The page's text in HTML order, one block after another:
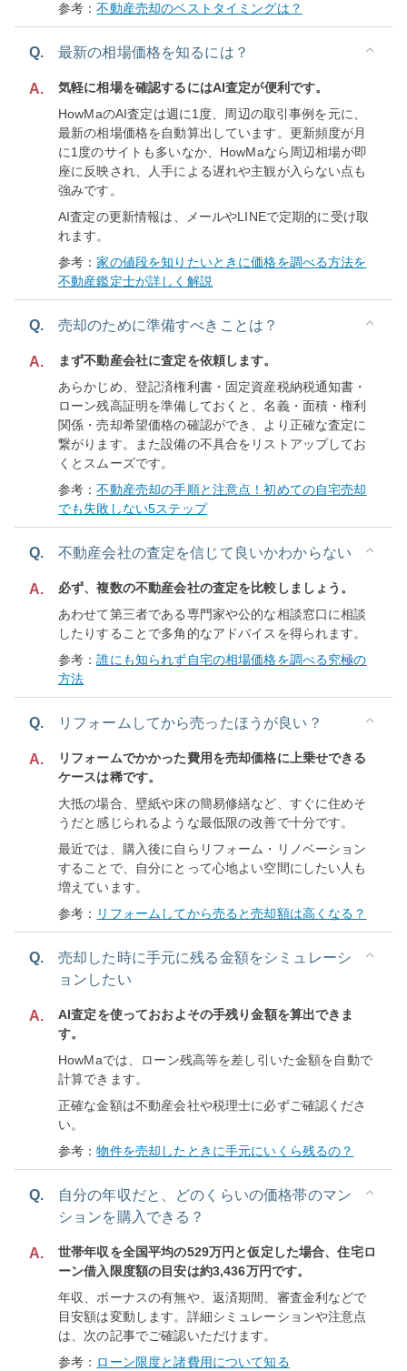
参考：不動産売却のベストタイミングは？
Q. 最新の相場価格を知るには？
A.
気軽に相場を確認するにはAI査定が便利です。
HowMaのAI査定は週に1度、周辺の取引事例を元に、
最新の相場価格を自動算出しています。更新頻度が月
に1度のサイトも多いなか、HowMaなら周辺相場が即
座に反映され、人手による遅れや主観が入らない点も
強みです。
AI査定の更新情報は、メールやLINEで定期的に受け取
れます。
参考：家の値段を知りたいときに価格を調べる方法を
不動産鑑定士が詳しく解説
Q. 売却のために準備すべきことは？
A.
まず不動産会社に査定を依頼します。
あらかじめ、登記済権利書・固定資産税納税通知書・
ローン残高証明を準備しておくと、名義・面積・権利
関係・売却希望価格の確認ができ、より正確な査定に
繋がります。また設備の不具合をリストアップしてお
くとスムーズです。
参考：不動産売却の手順と注意点！初めての自宅売却
でも失敗しない5ステップ
Q. 不動産会社の査定を信じて良いかわからない
A.
必ず、複数の不動産会社の査定を比較しましょう。
あわせて第三者である専門家や公的な相談窓口に相談
したりすることで多角的なアドバイスを得られます。
参考：誰にも知られず自宅の相場価格を調べる究極の
方法
Q. リフォームしてから売ったほうが良い？
A.
リフォームでかかった費用を売却価格に上乗せできる
ケースは稀です。
大抵の場合、壁紙や床の簡易修繕など、すぐに住めそ
うだと感じられるような最低限の改善で十分です。
最近では、購入後に自らリフォーム・リノベーション
することで、自分にとって心地よい空間にしたい人も
増えています。
参考： リフォームしてから売ると売却額は高くなる？
Q.
売却した時に手元に残る金額をシミュレーシ
ョンしたい
A.
AI査定を使っておおよその手残り金額を算出できま
す。
HowMaでは、ローン残高等を差し引いた金額を自動で
計算できます。
正確な金額は不動産会社や税理士に必ずご確認くださ
い。
参考：物件を売却したときに手元にいくら残るの？
Q.
自分の年収だと、どのくらいの価格帯のマン
ションを購入できる？
A.
世帯年収を全国平均の529万円と仮定した場合、住宅ロ
ーン借入限度額の目安は約3,436万円です。
年収、ボーナスの有無や、返済期間、審査金利などで
目安額は変動します。詳細シミュレーションや注意点
は、次の記事でご確認いただけます。
参考： ローン限度と諸費用について知る